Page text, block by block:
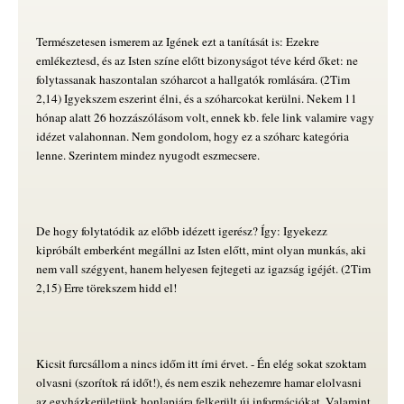
Természetesen ismerem az Igének ezt a tanítását is: Ezekre
emlékeztesd, és az Isten színe előtt bizonyságot téve kérd őket: ne
folytassanak haszontalan szóharcot a hallgatók romlására. (2Tim
2,14) Igyekszem eszerint élni, és a szóharcokat kerülni. Nekem 11
hónap alatt 26 hozzászólásom volt, ennek kb. fele link valamire vagy
idézet valahonnan. Nem gondolom, hogy ez a szóharc kategória
lenne. Szerintem mindez nyugodt eszmecsere.
De hogy folytatódik az előbb idézett igerész? Így: Igyekezz
kipróbált emberként megállni az Isten előtt, mint olyan munkás, aki
nem vall szégyent, hanem helyesen fejtegeti az igazság igéjét. (2Tim
2,15) Erre törekszem hidd el!
Kicsit furcsállom a nincs időm itt írni érvet. - Én elég sokat szoktam
olvasni (szorítok rá időt!), és nem eszik nehezemre hamar elolvasni